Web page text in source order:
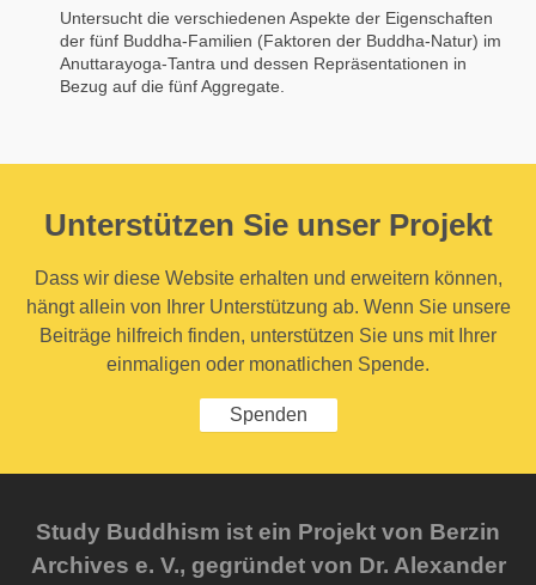
Untersucht die verschiedenen Aspekte der Eigenschaften
der fünf Buddha-Familien (Faktoren der Buddha-Natur) im
Anuttarayoga-Tantra und dessen Repräsentationen in
Bezug auf die fünf Aggregate.
Unterstützen Sie unser Projekt
Dass wir diese Website erhalten und erweitern können,
hängt allein von Ihrer Unterstützung ab. Wenn Sie unsere
Beiträge hilfreich finden, unterstützen Sie uns mit Ihrer
einmaligen oder monatlichen Spende.
Spenden
Study Buddhism ist ein Projekt von Berzin
Archives e. V., gegründet von Dr. Alexander